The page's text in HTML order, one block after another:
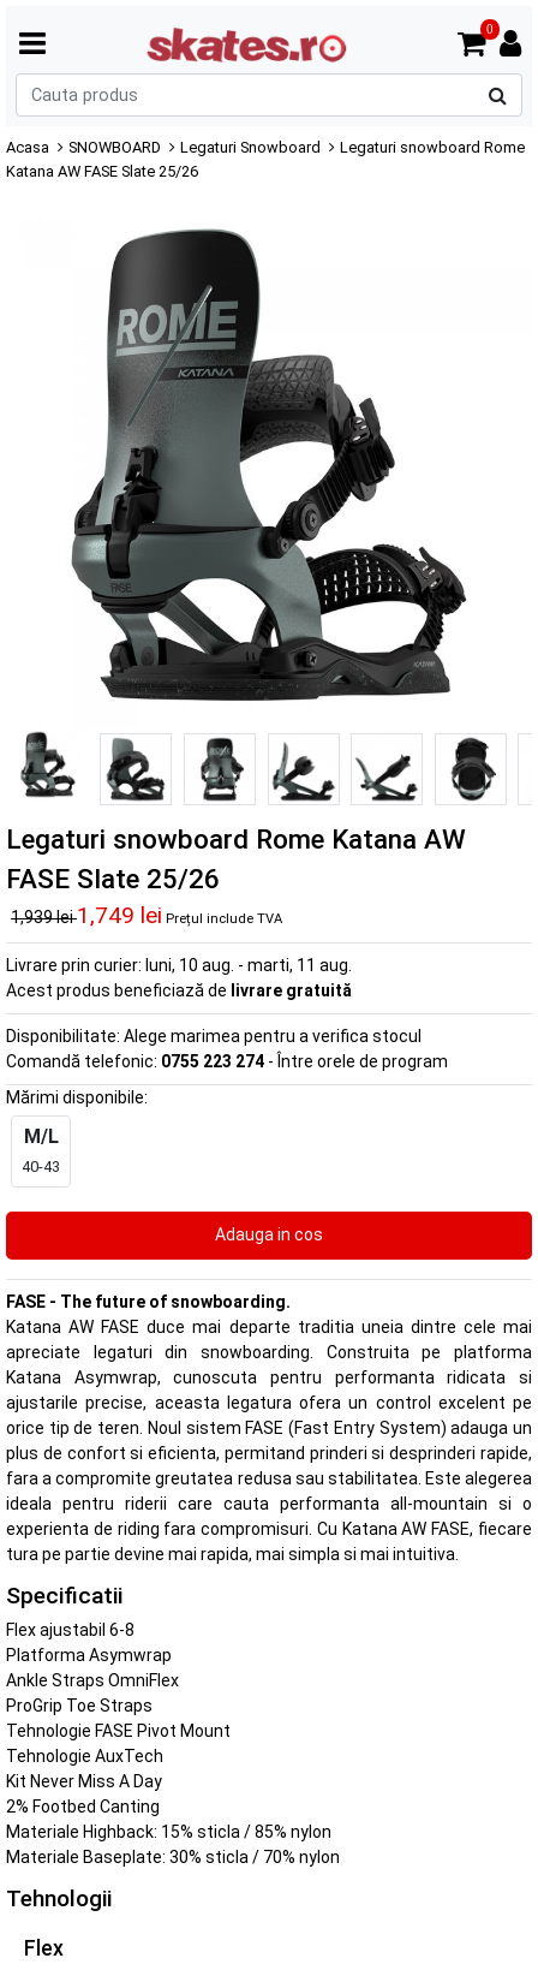
0
Acasa SNOWBOARD Legaturi Snowboard
Legaturi snowboard Rome
Katana AW FASE Slate 25/26
Legaturi snowboard Rome Katana AW
FASE Slate 25/26
1,939 lei1,749 lei Prețul include TVA
Livrare prin curier: luni, 10 aug. - marti, 11 aug.
Acest produs beneficiază de livrare gratuită
Disponibilitate: Alege marimea pentru a verifica stocul
Comandă telefonic: 0755 223 274 - Între orele de program
Mărimi disponibile:
M/L
40-43
FASE - The future of snowboarding.
Katana AW FASE duce mai departe traditia uneia dintre cele mai
apreciate legaturi din snowboarding. Construita pe platforma
Katana Asymwrap, cunoscuta pentru performanta ridicata si
ajustarile precise, aceasta legatura ofera un control excelent pe
orice tip de teren. Noul sistem FASE (Fast Entry System) adauga un
plus de confort si eficienta, permitand prinderi si desprinderi rapide,
fara a compromite greutatea redusa sau stabilitatea. Este alegerea
ideala pentru riderii care cauta performanta all-mountain si o
experienta de riding fara compromisuri. Cu Katana AW FASE, fiecare
tura pe partie devine mai rapida, mai simpla si mai intuitiva.
Specificatii
Flex ajustabil 6-8
Platforma Asymwrap
Ankle Straps OmniFlex
ProGrip Toe Straps
Tehnologie FASE Pivot Mount
Tehnologie AuxTech
Kit Never Miss A Day
2% Footbed Canting
Materiale Highback: 15% sticla / 85% nylon
Materiale Baseplate: 30% sticla / 70% nylon
Tehnologii
Flex